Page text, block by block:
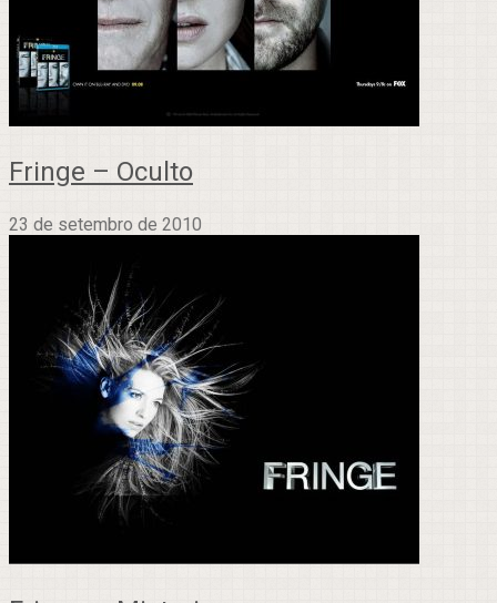
Fringe – Oculto
23 de setembro de 2010